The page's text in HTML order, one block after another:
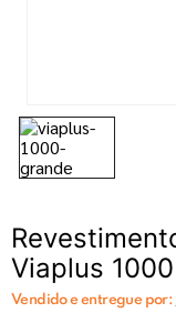
Viaplus
Vendido e entregue por: